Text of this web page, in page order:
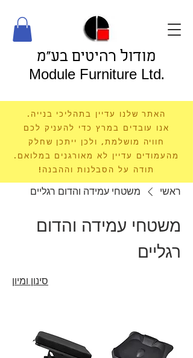
מודול רהיטים בע"מ
Module Furniture Ltd.
האתר שלנו עדיין בתהליכי בנייה.
אנו עובדים במרץ כדי להעניק לכם
חוויה מושלמת, ולכן ייתכן שחלק
מהעמודים עדיין לא מאורגנים במלואם.
תודה על הסבלנות וההבנה!
ראשי משטחי עמידה והדום רגליים
משטחי עמידה והדום
רגליים
סינון ומיון